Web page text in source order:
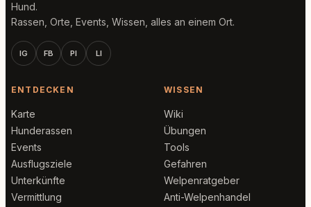
Hund.
Rassen, Orte, Events, Wissen, alles an einem Ort.
IG FB PI LI
ENTDECKEN
Karte
Hunderassen
Events
Ausflugsziele
Unterkünfte
Vermittlung
WISSEN
Wiki
Übungen
Tools
Gefahren
Welpenratgeber
Anti-Welpenhandel